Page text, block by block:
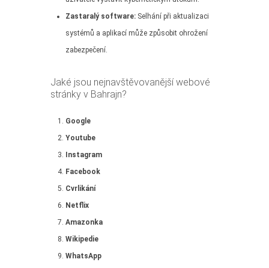
Zastaralý software: Selhání při aktualizaci
systémů a aplikací může způsobit ohrožení
zabezpečení.
Jaké jsou nejnavštěvovanější webové
stránky v Bahrajn?
Google
Youtube
Instagram
Facebook
Cvrlikání
Netflix
Amazonka
Wikipedie
WhatsApp